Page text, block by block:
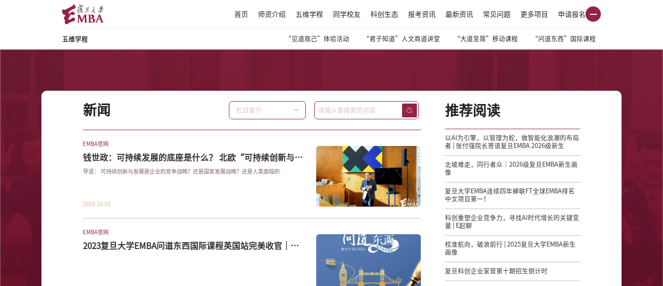
首页 师资介绍 五维学程 同学校友 科创生态 报考资讯 最新资讯 常见问题 更多项目 申请报名
五维学程 “见道观己”体验活动 “君子知道”人文商道讲堂 “大道至简”移动课程 “问道东西”国际课程
新闻 栏目索引
EMBA官网
钱世政：可持续发展的底座是什么？ 北欧“可持续创新与发
展”国...导语： 可持续创新与发展是企业的竞争战略？还是国家发展战略？还是人类面临的
2023-12-01
EMBA官网
2023复旦大学EMBA问道东西国际课程英国站完美收官｜问
推荐阅读
以AI为引擎，以管理为舵，做智能化浪潮的布局
者 | 张付强院长寄语复旦EMBA 2026级新生
北坡难走，同行者众｜2026级复旦EMBA新生画
像
复旦大学EMBA连续四年蝉联FT全球EMBA排名
中文项目第一！
科创重塑企业竞争力，寻找AI时代增长的关键变
量 | E起聊
校准航向，破浪前行 | 2025复旦大学EMBA新生
画像
复旦科创企业家营第十期招生倒计时